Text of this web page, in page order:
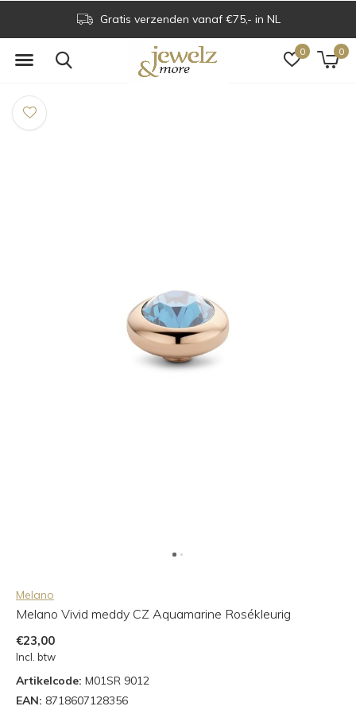
0 0
Gratis verzenden vanaf €75,- in NL
Melano
Melano Vivid meddy CZ Aquamarine Rosékleurig
€23,00
Incl. btw
Artikelcode: M01SR 9012
EAN: 8718607128356